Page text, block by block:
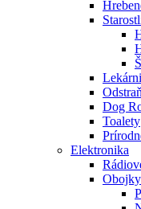
Dog
Toalety
Elektronika